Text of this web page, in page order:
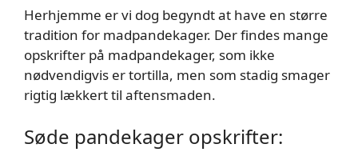
Herhjemme er vi dog begyndt at have en større
tradition for madpandekager. Der findes mange
opskrifter på madpandekager, som ikke
nødvendigvis er tortilla, men som stadig smager
rigtig lækkert til aftensmaden.
Søde pandekager opskrifter: